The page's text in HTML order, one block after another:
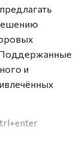
Поддержанные
и